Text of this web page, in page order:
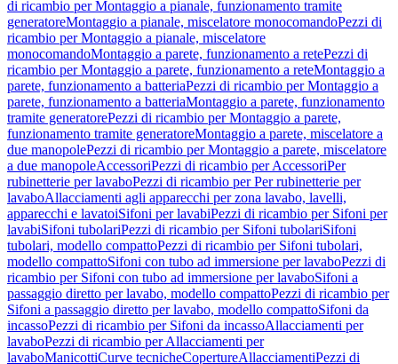
di ricambio per Montaggio a pianale, funzionamento tramite
generatoreMontaggio a pianale, miscelatore monocomandoPezzi di
ricambio per Montaggio a pianale, miscelatore
monocomandoMontaggio a parete, funzionamento a retePezzi di
ricambio per Montaggio a parete, funzionamento a reteMontaggio a
parete, funzionamento a batteriaPezzi di ricambio per Montaggio a
parete, funzionamento a batteriaMontaggio a parete, funzionamento
tramite generatorePezzi di ricambio per Montaggio a parete,
funzionamento tramite generatoreMontaggio a parete, miscelatore a
due manopolePezzi di ricambio per Montaggio a parete, miscelatore
a due manopoleAccessoriPezzi di ricambio per AccessoriPer
rubinetterie per lavaboPezzi di ricambio per Per rubinetterie per
lavaboAllacciamenti agli apparecchi per zona lavabo, lavelli,
apparecchi e lavatoiSifoni per lavabiPezzi di ricambio per Sifoni per
lavabiSifoni tubolariPezzi di ricambio per Sifoni tubolariSifoni
tubolari, modello compattoPezzi di ricambio per Sifoni tubolari,
modello compattoSifoni con tubo ad immersione per lavaboPezzi di
ricambio per Sifoni con tubo ad immersione per lavaboSifoni a
passaggio diretto per lavabo, modello compattoPezzi di ricambio per
Sifoni a passaggio diretto per lavabo, modello compattoSifoni da
incassoPezzi di ricambio per Sifoni da incassoAllacciamenti per
lavaboPezzi di ricambio per Allacciamenti per
lavaboManicottiCurve tecnicheCopertureAllacciamentiPezzi di